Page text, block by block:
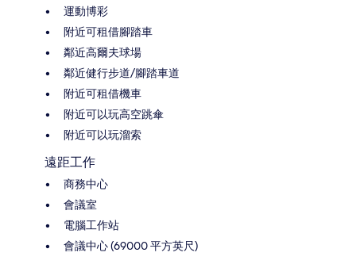
運動博彩
附近可租借腳踏車
鄰近高爾夫球場
鄰近健行步道/腳踏車道
附近可租借機車
附近可以玩高空跳傘
附近可以玩溜索
遠距工作
商務中心
會議室
電腦工作站
會議中心 (69000 平方英尺)